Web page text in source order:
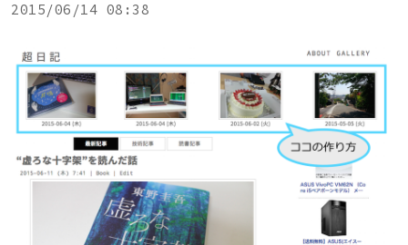
2015/06/14 08:38